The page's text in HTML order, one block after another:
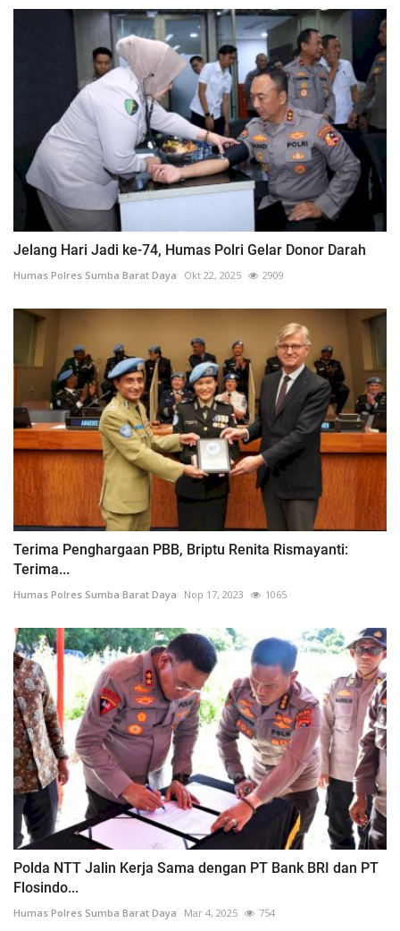
Jelang Hari Jadi ke-74, Humas Polri Gelar Donor Darah
Humas Polres Sumba Barat Daya Okt 22, 2025 2909
Terima Penghargaan PBB, Briptu Renita Rismayanti:
Terima...
Humas Polres Sumba Barat Daya Nop 17, 2023 1065
Polda NTT Jalin Kerja Sama dengan PT Bank BRI dan PT
Flosindo...
Humas Polres Sumba Barat Daya Mar 4, 2025 754